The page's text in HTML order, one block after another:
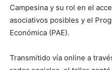
Campesina y su rol en el
asociativos posibles y el
Económica (PAE).
Transmitido vía online a